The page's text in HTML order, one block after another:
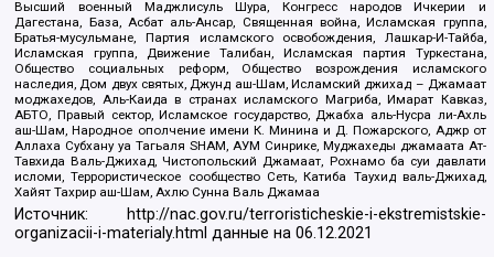
Высший военный Маджлисуль Шура, Конгресс народов Ичкерии и
Дагестана, База, Асбат аль-Ансар, Священная война, Исламская группа,
Братья-мусульмане, Партия исламского освобождения, Лашкар-И-Тайба,
Исламская группа, Движение Талибан, Исламская партия Туркестана,
Общество социальных реформ, Общество возрождения исламского
наследия, Дом двух святых, Джунд аш-Шам, Исламский джихад – Джамаат
моджахедов, Аль-Каида в странах исламского Магриба, Имарат Кавказ,
АБТО, Правый сектор, Исламское государство, Джабха аль-Нусра ли-Ахль
аш-Шам, Народное ополчение имени К. Минина и Д. Пожарского, Аджр от
Аллаха Субхану уа Тагьаля SHAM, АУМ Синрике, Муджахеды джамаата Ат-
Тавхида Валь-Джихад, Чистопольский Джамаат, Рохнамо ба суи давлати
исломи, Террористическое сообщество Сеть, Катиба Таухид валь-Джихад,
Хайят Тахрир аш-Шам, Ахлю Сунна Валь Джамаа
Источник:
http://nac.gov.ru/terroristicheskie-i-ekstremistskie-
organizacii-i-materialy.html данные на06.12.2021